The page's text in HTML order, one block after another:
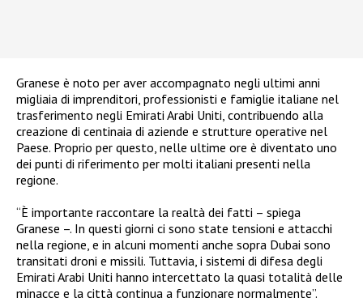
Granese è noto per aver accompagnato negli ultimi anni
migliaia di imprenditori, professionisti e famiglie italiane nel
trasferimento negli Emirati Arabi Uniti, contribuendo alla
creazione di centinaia di aziende e strutture operative nel
Paese. Proprio per questo, nelle ultime ore è diventato uno
dei punti di riferimento per molti italiani presenti nella
regione.
“È importante raccontare la realtà dei fatti – spiega
Granese –. In questi giorni ci sono state tensioni e attacchi
nella regione, e in alcuni momenti anche sopra Dubai sono
transitati droni e missili. Tuttavia, i sistemi di difesa degli
Emirati Arabi Uniti hanno intercettato la quasi totalità delle
minacce e la città continua a funzionare normalmente”.